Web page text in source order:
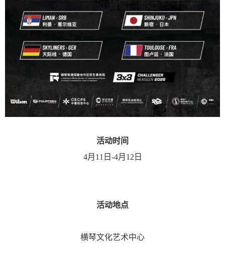
活动时间
4月11日-4月12日
活动地点
横琴文化艺术中心